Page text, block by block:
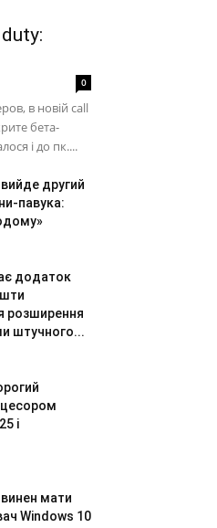
0
в новій call
бета-
і до пк....
другий
павука:
додаток
розширення
штучного...
і
мати
Windows 10